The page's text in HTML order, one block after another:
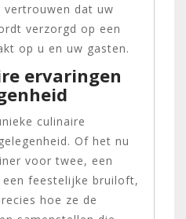
dat uw
verzorgd op een
op u en uw gasten.
ervaringen
culinaire
Of het nu
voor twee, een
feestelijke bruiloft,
hoe ze de